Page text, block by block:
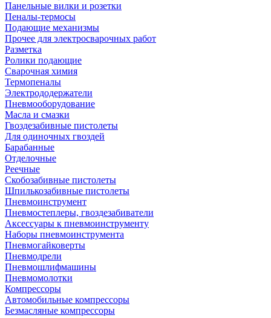
Панельные вилки и розетки
Пеналы-термосы
Подающие механизмы
Прочее для электросварочных работ
Разметка
Ролики подающие
Сварочная химия
Термопеналы
Электрододержатели
Пневмооборудование
Масла и смазки
Гвоздезабивные пистолеты
Для одиночных гвоздей
Барабанные
Отделочные
Реечные
Скобозабивные пистолеты
Шпилькозабивные пистолеты
Пневмоинструмент
Пневмостеплеры, гвоздезабиватели
Аксессуары к пневмоинструменту
Наборы пневмоинструмента
Пневмогайковерты
Пневмодрели
Пневмошлифмашины
Пневмомолотки
Компрессоры
Автомобильные компрессоры
Безмасляные компрессоры